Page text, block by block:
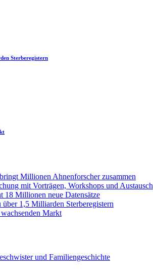
Sterberegistern
Millionen Ahnenforscher zusammen
mit Vorträgen, Workshops und Austausch
18 Millionen neue Datensätze
1,5 Milliarden Sterberegistern
Markt
und Familiengeschichte